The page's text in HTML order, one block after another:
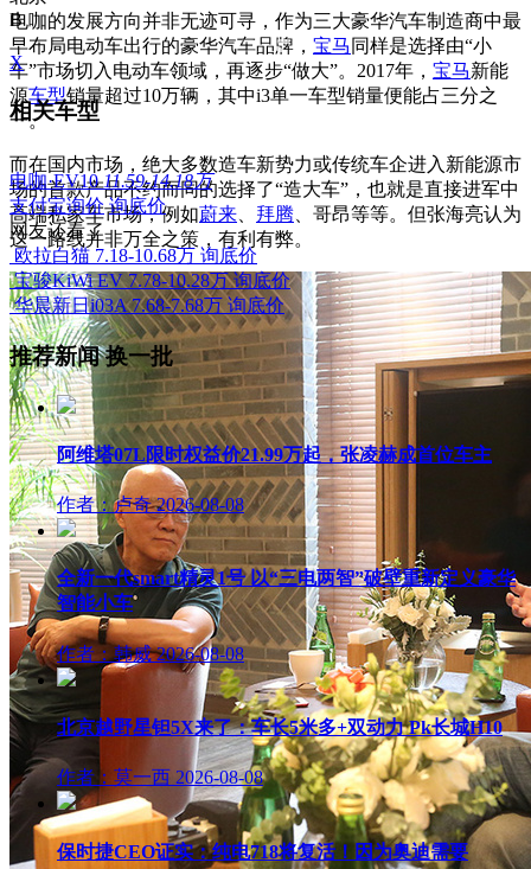
电咖的发展方向并非无迹可寻，作为三大豪华汽车制造商中最
早布局电动车出行的豪华汽车品牌， 宝马 同样是选择由“小
车”市场切入电动车领域，再逐步“做大”。2017年， 宝马新能
源车型销量超过10万辆，其中i3单一车型销量便能占三分之
一。
而在国内市场，绝大多数造车新势力或传统车企进入新能源市
场的首款产品不约而同的选择了“造大车”，也就是直接进军中
高端私家车市场，例如蔚来 拜腾 、哥昂等等。但张海亮认为
这一路线并非万全之策，有利有弊。
B
X
相关车型
电咖·EV10 11.59-14.18万
支付宝询价 询底价
网友还看了
欧拉白猫 7.18-10.68万 询底价
宝骏KiWi EV 7.78-10.28万 询底价
华晨新日i03A 7.68-7.68万 询底价
推荐新闻换一批
阿维塔07L限时权益价21.99万起，张凌赫成首位车主
作者：卢奇 2026-08-08
全新一代smart精灵1号 以“三电两智”破壁重新定义豪华
智能小车
作者：韩威 2026-08-08
北京越野星钽5X来了：车长5米多+双动力 Pk长城H10
作者：莫一西 2026-08-08
保时捷CEO证实：纯电718将复活！因为奥迪需要